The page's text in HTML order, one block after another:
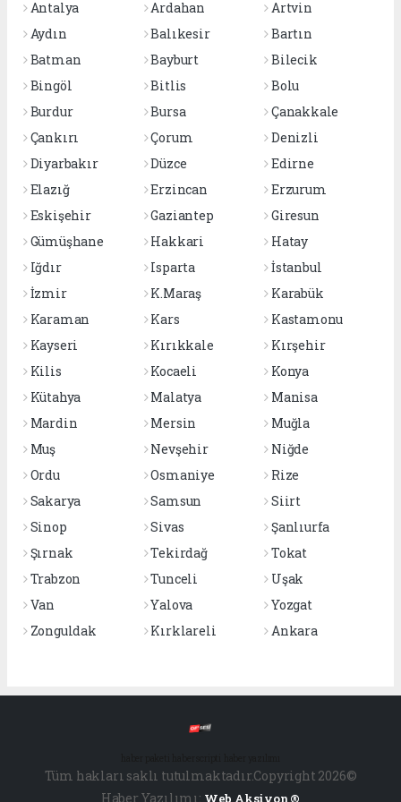
Antalya
Ardahan
Artvin
Aydın
Balıkesir
Bartın
Batman
Bayburt
Bilecik
Bingöl
Bitlis
Bolu
Burdur
Bursa
Çanakkale
Çankırı
Çorum
Denizli
Diyarbakır
Düzce
Edirne
Elazığ
Erzincan
Erzurum
Eskişehir
Gaziantep
Giresun
Gümüşhane
Hakkari
Hatay
Iğdır
Isparta
İstanbul
İzmir
K.Maraş
Karabük
Karaman
Kars
Kastamonu
Kayseri
Kırıkkale
Kırşehir
Kilis
Kocaeli
Konya
Kütahya
Malatya
Manisa
Mardin
Mersin
Muğla
Muş
Nevşehir
Niğde
Ordu
Osmaniye
Rize
Sakarya
Samsun
Siirt
Sinop
Sivas
Şanlıurfa
Şırnak
Tekirdağ
Tokat
Trabzon
Tunceli
Uşak
Van
Yalova
Yozgat
Zonguldak
Kırklareli Ankara
Tüm hakları saklı tutulmaktadır.Copyright 2026©
Haber Yazılımı: Web Aksiyon ®